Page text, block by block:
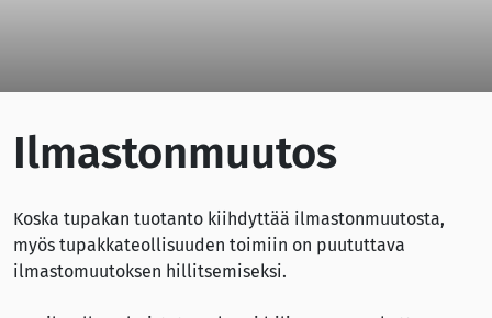
Ilmastonmuutos
Koska tupakan tuotanto kiihdyttää ilmastonmuutosta,
myös tupakkateollisuuden toimiin on puututtava
ilmastomuutoksen hillitsemiseksi.